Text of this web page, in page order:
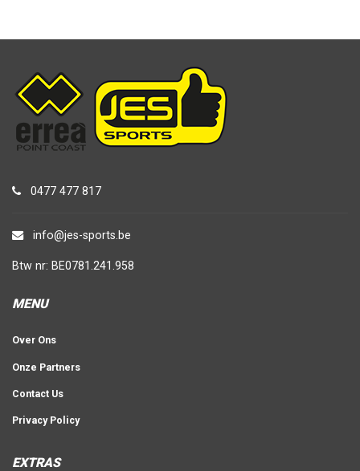
0477 477 817
info@jes-sports.be
Btw nr: BE0781.241.958
MENU
Over Ons
Onze Partners
Contact Us
Privacy Policy
EXTRAS